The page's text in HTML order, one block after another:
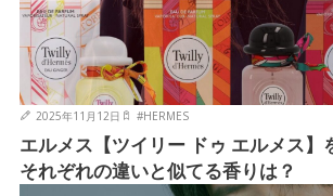
2025年11月12日 #HERMES
エルメス【ツイリー ドゥ エルメス】
それぞれの違いと似てる香りは？